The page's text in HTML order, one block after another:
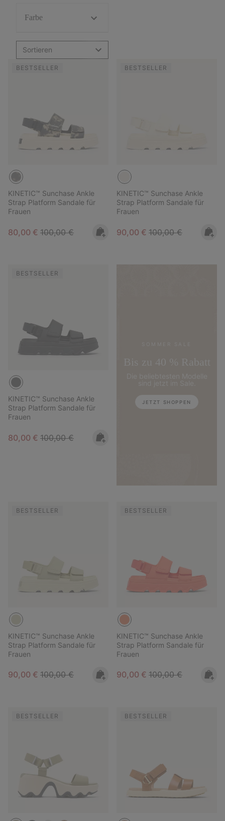
Farbe
Sortieren
BESTSELLER
KINETIC™ Sunchase Ankle
Strap Platform Sandale für
Frauen
Sale price:
80,00 € Regular price:
100,00 €
BESTSELLER
KINETIC™ Sunchase Ankle
Strap Platform Sandale für
Frauen
Sale price:
90,00 € Regular price:
100,00 €
BESTSELLER
KINETIC™ Sunchase Ankle
Strap Platform Sandale für
Frauen
Sale price:
80,00 € Regular price:
100,00 €
JETZT SHOPPEN
BESTSELLER
KINETIC™ Sunchase Ankle
Strap Platform Sandale für
Frauen
Sale price:
90,00 € Regular price:
100,00 €
BESTSELLER
KINETIC™ Sunchase Ankle
Strap Platform Sandale für
Frauen
Sale price:
90,00 € Regular price:
100,00 €
BESTSELLER BESTSELLER